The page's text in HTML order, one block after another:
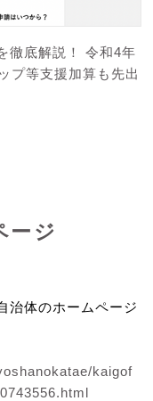
徹底解説！ 令和4年
プ等支援加算も先出
ージ
治体のホームページ
kaigof